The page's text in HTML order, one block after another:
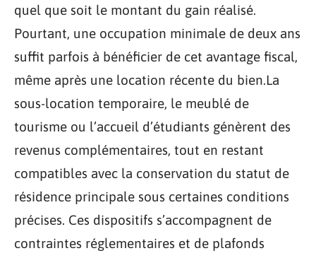
quel que soit le montant du gain réalisé.
Pourtant, une occupation minimale de deux ans
suffit parfois à bénéficier de cet avantage fiscal,
même après une location récente du bien.La
sous-location temporaire, le meublé de
tourisme ou l’accueil d’étudiants génèrent des
revenus complémentaires, tout en restant
compatibles avec la conservation du statut de
résidence principale sous certaines conditions
précises. Ces dispositifs s’accompagnent de
contraintes réglementaires et de plafonds